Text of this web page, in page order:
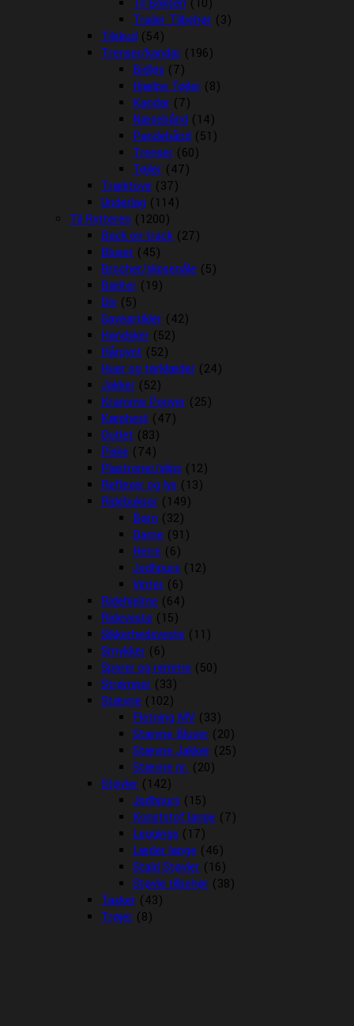
Til Boksen (10)
Trailer Tilbehør (3)
Tilskud (54)
Trenser/kandar (196)
Bidløs (7)
Hjælpe Tøjler (8)
Kandar (7)
Næsebånd (14)
Pandebånd (51)
Trenser (60)
Tøjler (47)
Træktove (37)
Underlag (114)
Til Rytteren (1200)
Back on track (27)
Bluser (45)
Brocher/slipsenåle (5)
Bælter (19)
Div (5)
Gaveartikler (42)
Handsker (52)
Hårpynt (52)
Huer og tørklæder (24)
Jakker (52)
Kramme Ponyer (25)
Kæphest (47)
Outlet (83)
Piske (74)
Plastroner/slips (12)
Reflexer og lys (13)
Ridebukser (149)
Børn (32)
Dame (91)
Herre (6)
Jodhpurs (12)
Vinter (6)
Ridehjelme (64)
Rideveste (15)
Sikkerhedsveste (11)
Smykker (6)
Sporer og remme (50)
Strømper (33)
Stævne (102)
Fletning MV (33)
Stævne Bluser (20)
Stævne Jakker (25)
Stævne nr. (20)
Støvler (142)
Jodhpurs (15)
Kunststof lange (7)
Leggings (17)
Læder lange (46)
Stald Støvler (16)
Støvle tilbehør (38)
Tasker (43)
Trøjer (8)